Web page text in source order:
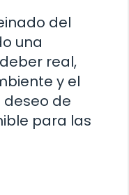
del
una
real,
y el
deseo de
para las